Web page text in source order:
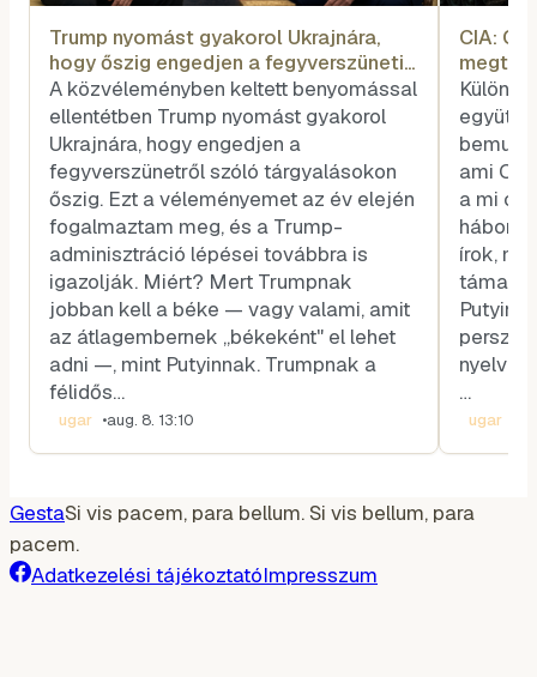
Trump nyomást gyakorol Ukrajnára,
hogy őszig engedjen a fegyverszüneti
tárgyalásokon
A közvéleményben keltett benyomással
ellentétben Trump nyomást gyakorol
Ukrajnára, hogy engedjen a
fegyverszünetről szóló tárgyalásokon
őszig. Ezt a véleményemet az év elején
fogalmaztam meg, és a Trump-
adminisztráció lépései továbbra is
igazolják. Miért? Mert Trumpnak
jobban kell a béke — vagy valami, amit
az átlagembernek „békeként" el lehet
adni —, mint Putyinnak. Trumpnak a
félidős…
ugar •aug. 8. 13:10
CIA:
Külön-
együtt
ami
a mi
háború
írok,
Putyin
persze
…
ugar
GestaSi vis pacem, para bellum. Si vis bellum, para
pacem.
Adatkezelési tájékoztatóImpresszum